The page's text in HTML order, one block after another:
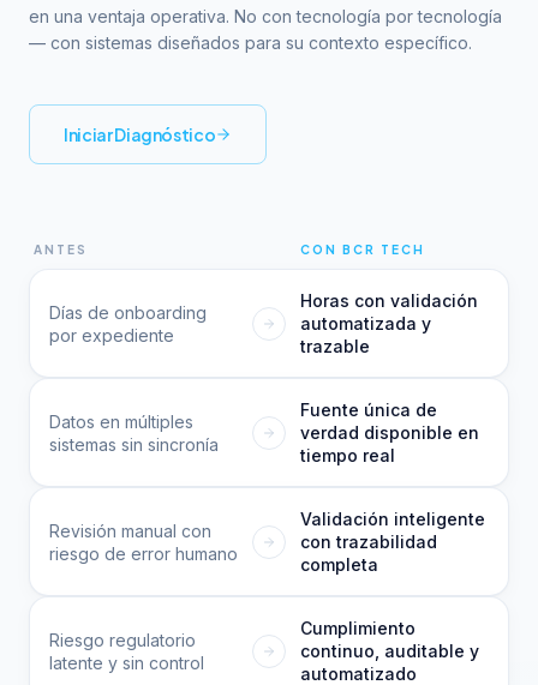
en una ventaja operativa. No con tecnología por tecnología
— con sistemas diseñados para su contexto específico.
Iniciar Diagnóstico
ANTES CON BCR TECH
Días de onboarding
por expediente
Horas con validación
automatizada y
trazable
Datos en múltiples
sistemas sin sincronía
Fuente única de
verdad disponible en
tiempo real
Revisión manual con
riesgo de error humano
Validación inteligente
con trazabilidad
completa
Riesgo regulatorio
latente y sin control
Cumplimiento
continuo, auditable y
automatizado